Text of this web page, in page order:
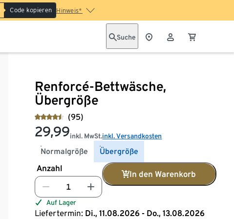
Code kopieren Hinweis*
Suche
Renforcé-Bettwäsche,
Übergröße
(95)
29,99inkl. MwSt.inkl. Versandkosten
Normalgröße Übergröße
Anzahl
In den Warenkorb
Auf Lager
Liefertermin: Di., 11.08.2026 - Do., 13.08.2026